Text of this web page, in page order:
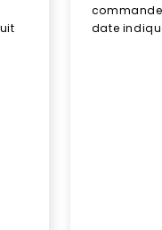
date